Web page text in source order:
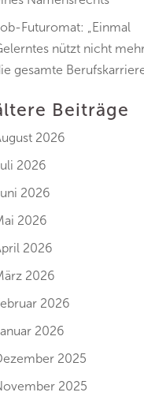
Futuromat: „Einmal
nützt nicht
gesamte
Beiträge
2026
2026
2026
2026
2026
2026
2026
2026
2025
2025